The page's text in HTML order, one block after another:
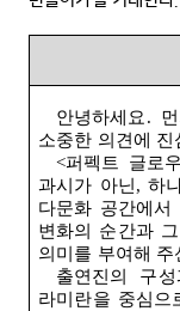
안녕하세요 .
소중한 의견에
<퍼펙트 글로우
과시가 아닌 ,하
다문화 공간에
변화의 순간과
의미를 부여해
출연진의 구
라미란을 중심으